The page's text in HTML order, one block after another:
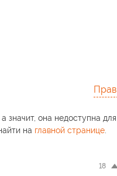
значит, она недоступна для
на главной странице.
18